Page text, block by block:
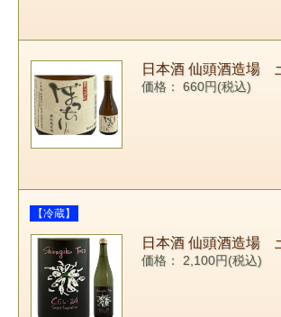
日本酒 仙頭酒造場
価格： 660円(税込)
【冷蔵】
日本酒 仙頭酒造
価格： 2,100円(税込)